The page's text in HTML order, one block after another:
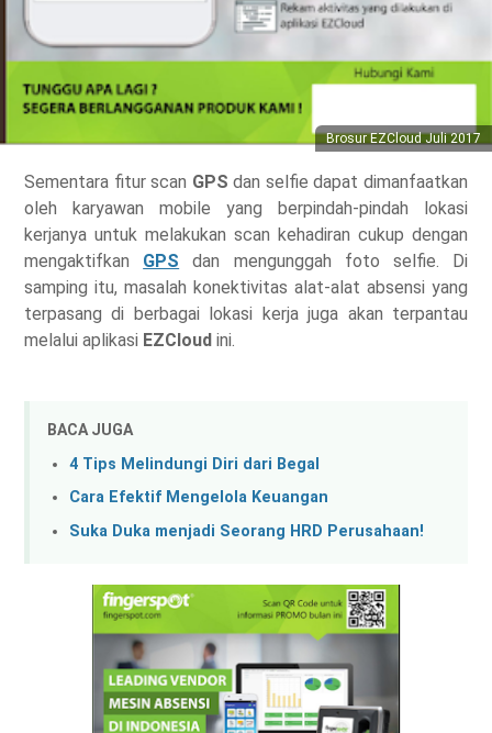
Brosur EZCloud Juli 2017
Sementara fitur scan GPS dan selfie dapat dimanfaatkan
oleh karyawan mobile yang berpindah-pindah lokasi
kerjanya untuk melakukan scan kehadiran cukup dengan
mengaktifkan GPS dan mengunggah foto selfie. Di
samping itu, masalah konektivitas alat-alat absensi yang
terpasang di berbagai lokasi kerja juga akan terpantau
melalui aplikasi EZCloud ini.
BACA JUGA
4 Tips Melindungi Diri dari Begal
Cara Efektif Mengelola Keuangan
Suka Duka menjadi Seorang HRD Perusahaan!